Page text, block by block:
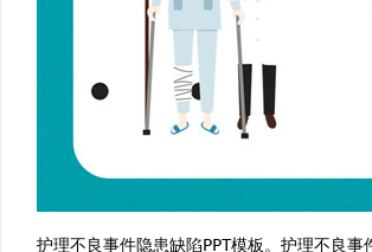
护理不良事件隐患缺陷PPT模板。护理不良